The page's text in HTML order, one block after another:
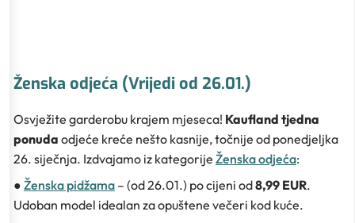
Ženska odjeća (Vrijedi od 26.01.)
Osvježite garderobu krajem mjeseca! Kaufland tjedna
ponuda odjeće kreće nešto kasnije, točnije od ponedjeljka
26. siječnja. Izdvajamo iz kategorije Ženska odjeća:
● Ženska pidžama – (od 26.01.) po cijeni od8,99 EUR.
Udoban model idealan za opuštene večeri kod kuće.